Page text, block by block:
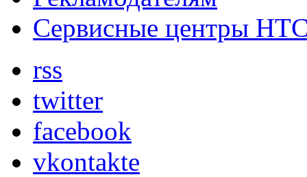
Сервисные центры
rss
twitter
facebook
vkontakte